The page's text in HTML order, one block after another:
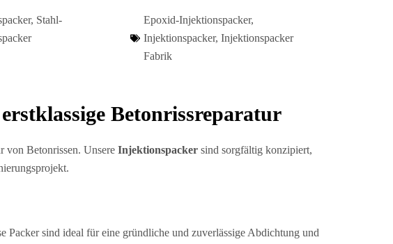
, Stahl-
Epoxid-Injektionspacker,
Injektionspacker, Injektionspacker
Fabrik
Betonrissreparatur
von Betonrissen. Unsere Injektionspacker sind sorgfältig konzipiert,
Packer sind ideal für eine gründliche und zuverlässige Abdichtung und